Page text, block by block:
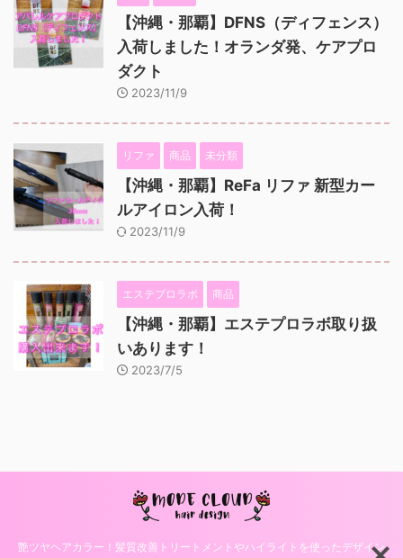
【沖縄・那覇】DFNS（ディフェンス）
入荷しました！オランダ発、ケアプロ
ダクト
2023/11/9
リファ 商品 未分類
【沖縄・那覇】ReFa リファ 新型カー
ルアイロン入荷！
2023/11/9
エステプロラボ 商品
【沖縄・那覇】エステプロラボ取り扱
いあります！
2023/7/5
艶ツヤヘアカラー！髪質改善トリートメントやハイライトを使ったデザイン